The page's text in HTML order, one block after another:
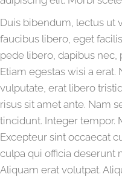
Duis bibendum, lectus ut
faucibus libero, eget
pede libero, dapibus
Etiam egestas wisi a
vulputate, erat libero
risus sit amet ante. Nam
tincidunt. Integer tempor.
Excepteur sint occaecat
culpa qui officia deserunt
Aliquam erat volutpat.